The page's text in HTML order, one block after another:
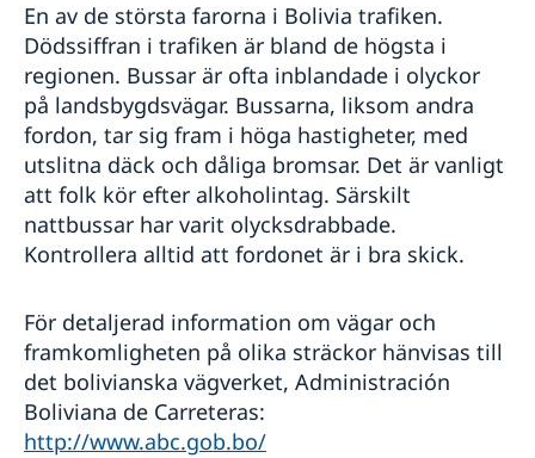
En av de största farorna i Bolivia trafiken.
Dödssiffran i trafiken är bland de högsta i
regionen. Bussar är ofta inblandade i olyckor
på landsbygdsvägar. Bussarna, liksom andra
fordon, tar sig fram i höga hastigheter, med
utslitna däck och dåliga bromsar. Det är vanligt
att folk kör efter alkoholintag. Särskilt
nattbussar har varit olycksdrabbade.
Kontrollera alltid att fordonet är i bra skick.
För detaljerad information om vägar och
framkomligheten på olika sträckor hänvisas till
det bolivianska vägverket, Administración
Boliviana de Carreteras:
http://www.abc.gob.bo/